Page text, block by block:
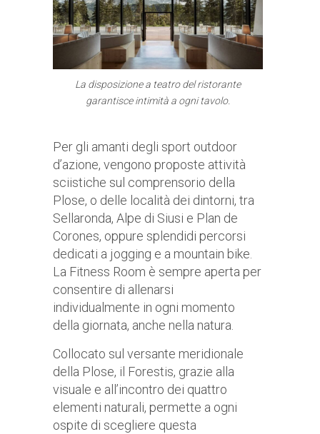
La disposizione a teatro del ristorante
garantisce intimità a ogni tavolo.
Per gli amanti degli sport outdoor
d’azione, vengono proposte attività
sciistiche sul comprensorio della
Plose, o delle località dei dintorni, tra
Sellaronda, Alpe di Siusi e Plan de
Corones, oppure splendidi percorsi
dedicati a jogging e a mountain bike.
La Fitness Room è sempre aperta per
consentire di allenarsi
individualmente in ogni momento
della giornata, anche nella natura.
Collocato sul versante meridionale
della Plose, il Forestis, grazie alla
visuale e all’incontro dei quattro
elementi naturali, permette a ogni
ospite di scegliere questa